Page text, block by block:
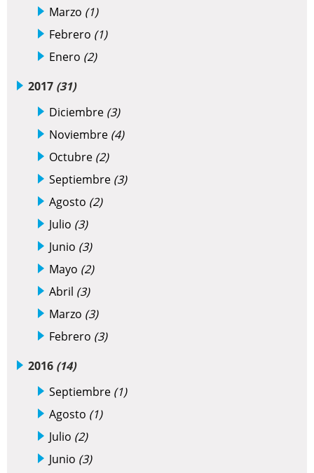
Marzo (1)
Febrero (1)
Enero (2)
2017 (31)
Diciembre (3)
Noviembre (4)
Octubre (2)
Septiembre (3)
Agosto (2)
Julio (3)
Junio (3)
Mayo (2)
Abril (3)
Marzo (3)
Febrero (3)
2016 (14)
Septiembre (1)
Agosto (1)
Julio (2)
Junio (3)